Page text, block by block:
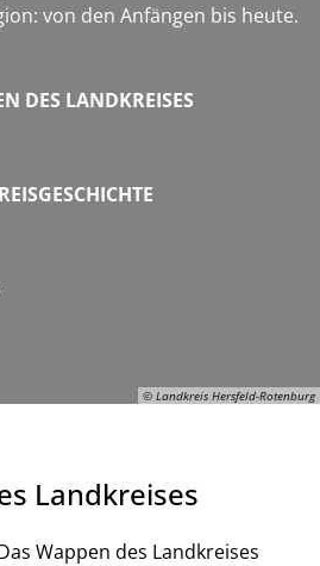
© Landkreis Hersfeld-Rotenburg
von den Anfängen bis heute.
DES LANDKREISES
Landkreises
Wappen des Landkreises